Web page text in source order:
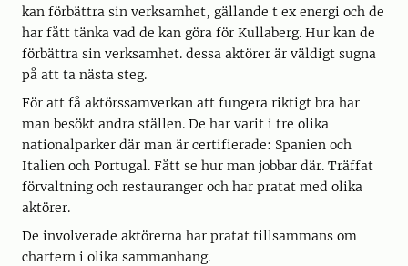
kan förbättra sin verksamhet, gällande t ex energi och de
har fått tänka vad de kan göra för Kullaberg. Hur kan de
förbättra sin verksamhet. dessa aktörer är väldigt sugna
på att ta nästa steg.
För att få aktörssamverkan att fungera riktigt bra har
man besökt andra ställen. De har varit i tre olika
nationalparker där man är certifierade: Spanien och
Italien och Portugal. Fått se hur man jobbar där. Träffat
förvaltning och restauranger och har pratat med olika
aktörer.
De involverade aktörerna har pratat tillsammans om
chartern i olika sammanhang.